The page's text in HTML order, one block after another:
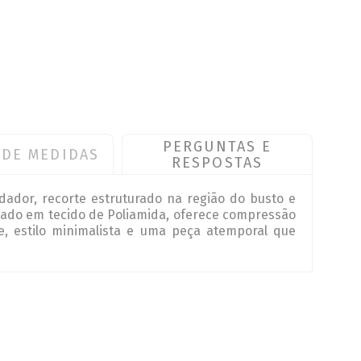
MEDIDAS
PERGUNTAS E
RESPOSTAS
recorte estruturado na região do busto e
em tecido de Poliamida, oferece compressão
estilo minimalista e uma peça atemporal que